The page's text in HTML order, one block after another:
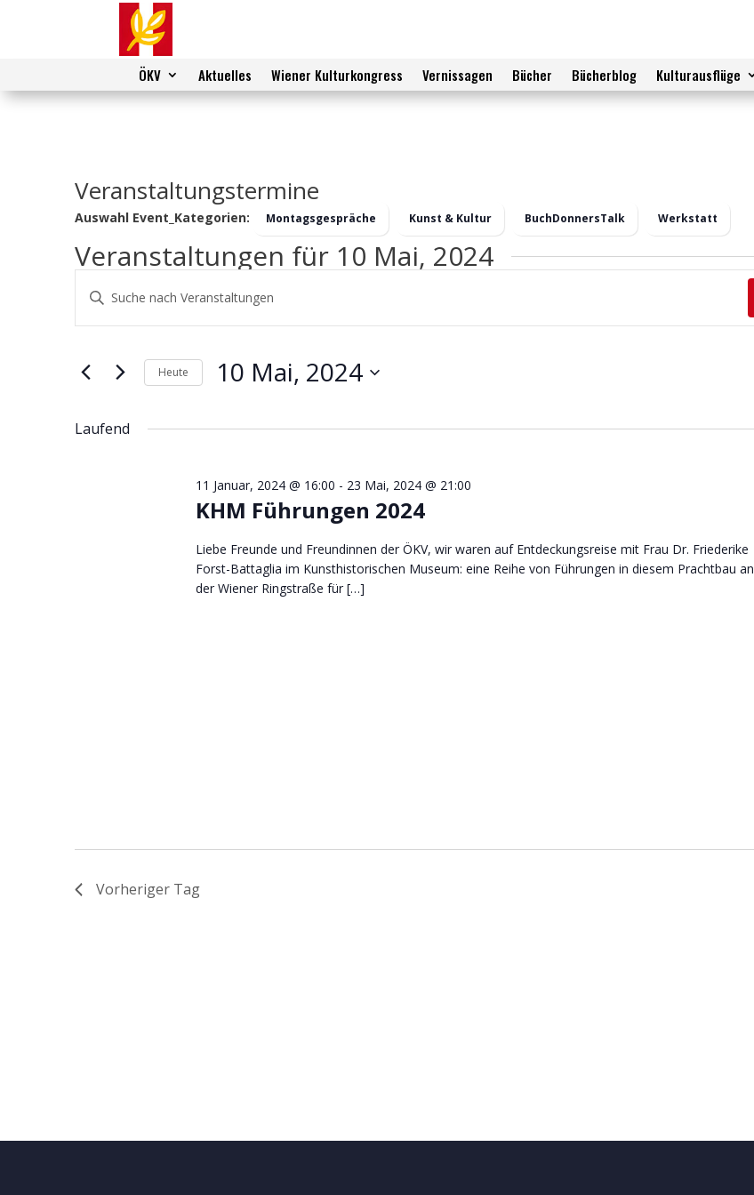
ÖKV Aktuelles Wiener Kulturkongress Vernissagen Bücher Bücherblog Kulturausflüge
Veranstaltungstermine
Auswahl Event_Kategorien: Montagsgespräche Kunst & Kultur BuchDonnersTalk Werkstatt
Veranstaltungen für 10 Mai, 2024
Veranstaltungen
Suche
und
Navigation
Bitte
Schlüsselwort
eingeben.
nach
Heute 10 Mai, 2024
Laufend
KHM Führungen 2024
11 Januar, 2024 @ 16:00 - 23 Mai, 2024 @ 21:00
Liebe Freunde und Freundinnen der ÖKV, wir waren auf Entdeckungsreise mit Frau Dr. Friederike
Forst-Battaglia im Kunsthistorischen Museum: eine Reihe von Führungen in diesem Prachtbau an
der Wiener Ringstraße für […]
Vorheriger Tag